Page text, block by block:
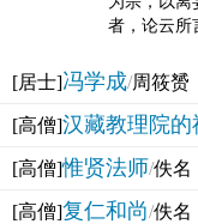
者，论云所
[居士]冯学成/周筱赟
[高僧]汉藏教理院
[高僧]惟贤法师/佚名
[高僧]复仁和尚/佚名